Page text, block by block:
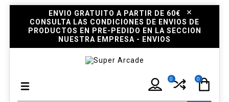
ENVIO GRATUITO A PARTIR DE 60€
CONSULTA LAS CONDICIONES DE ENVIOS DE
PRODUCTOS EN PRE-PEDIDO EN LA SECCION
NUESTRA EMPRESA - ENVIOS
0
0